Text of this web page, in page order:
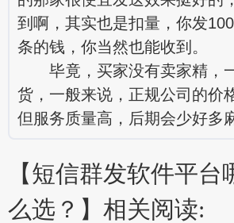
到啊，其实也是扣量，你发
条的钱，你当然也能收到。
毕竟，买家没有卖家精，
货，一般来说，正规公司的价
但服务质量高，后期会少好多
【短信群发软件平台
么选？】相关阅读: